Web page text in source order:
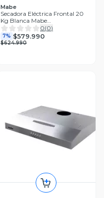
Mabe
Secadora Eléctrica Frontal 20
Kg Blanca Mabe
SME26N5MNBCL0
0(0)
7% $579.990
$624.990